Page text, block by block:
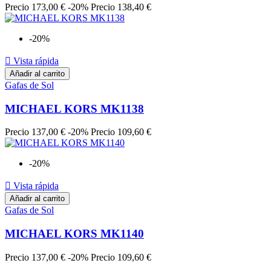
Precio 173,00 € -20% Precio 138,40 €
-20%
 Vista rápida
Añadir al carrito
Gafas de Sol
MICHAEL KORS MK1138
Precio 137,00 € -20% Precio 109,60 €
-20%
 Vista rápida
Añadir al carrito
Gafas de Sol
MICHAEL KORS MK1140
Precio 137,00 € -20% Precio 109,60 €